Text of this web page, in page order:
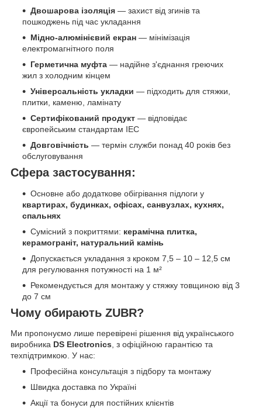
Двошарова ізоляція — захист від згинів та
пошкоджень під час укладання
Мідно-алюмінієвий екран — мінімізація
електромагнітного поля
Герметична муфта — надійне з'єднання греючих
жил з холодним кінцем
Універсальність укладки — підходить для стяжки,
плитки, каменю, ламінату
Сертифікований продукт — відповідає
європейським стандартам IEC
Довговічність — термін служби понад 40 років без
обслуговування
Сфера застосування:
Основне або додаткове обігрівання підлоги у
квартирах, будинках, офісах, санвузлах, кухнях,
спальнях
Сумісний з покриттями: керамічна плитка,
керамограніт, натуральний камінь
Допускається укладання з кроком 7,5 – 10 – 12,5 см
для регулювання потужності на 1 м²
Рекомендується для монтажу у стяжку товщиною від 3
до 7 см
Чому обирають ZUBR?
Ми пропонуємо лише перевірені рішення від українського
виробника DS Electronics, з офіційною гарантією та
техпідтримкою. У нас:
Професійна консультація з підбору та монтажу
Швидка доставка по Україні
Акції та бонуси для постійних клієнтів